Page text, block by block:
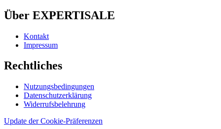
Über EXPERTISALE
Kontakt
Impressum
Rechtliches
Nutzungsbedingungen
Datenschutzerklärung
Widerrufsbelehrung
Update der Cookie-Präferenzen